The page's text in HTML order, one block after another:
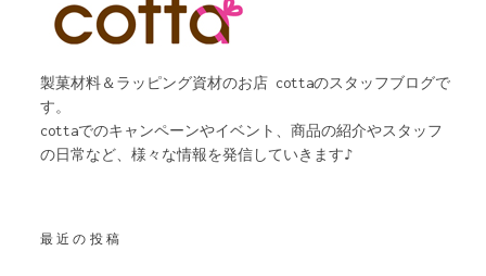
ゲ
ー
シ
ン
製菓材料＆ラッピング資材のお店 cottaのスタッフブログで
す。
cottaでのキャンペーンやイベント、商品の紹介やスタッフ
の日常など、様々な情報を発信していきます♪
最近の投稿